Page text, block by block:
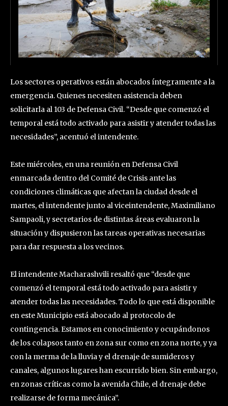
Los sectores operativos están abocados íntegramente a la
emergencia. Quienes necesiten asistencia deben
solicitarla al 103 de Defensa Civil. “Desde que comenzó el
temporal está todo activado para asistir y atender todas las
necesidades”, acentuó el intendente.
Este miércoles, en una reunión en Defensa Civil
enmarcada dentro del Comité de Crisis ante las
condiciones climáticas que afectan la ciudad desde el
martes, el intendente junto al viceintendente, Maximiliano
Sampaoli, y secretarios de distintas áreas evaluaron la
situación y dispusieron las tareas operativas necesarias
para dar respuesta a los vecinos.
El intendente Macharashvili resaltó que “desde que
comenzó el temporal está todo activado para asistir y
atender todas las necesidades. Todo lo que está disponible
en este Municipio está abocado al protocolo de
contingencia. Estamos en conocimiento y ocupándonos
de los colapsos tanto en zona sur como en zona norte, y ya
con la merma de la lluvia y el drenaje de sumideros y
canales, algunos lugares han escurrido bien. Sin embargo,
en zonas críticas como la avenida Chile, el drenaje debe
realizarse de forma mecánica”.